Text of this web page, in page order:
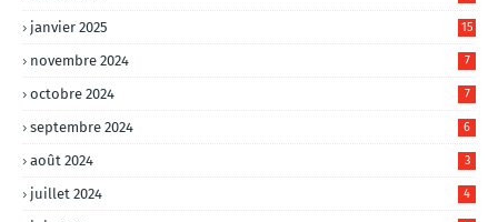
janvier 2025 15
novembre 2024 7
octobre 2024 7
septembre 2024 6
août 2024 3
juillet 2024 4